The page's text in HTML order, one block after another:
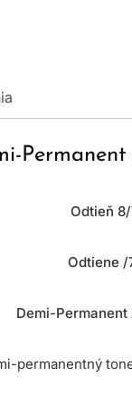
Odtieň
Odtiene /
Demi-
permanentný